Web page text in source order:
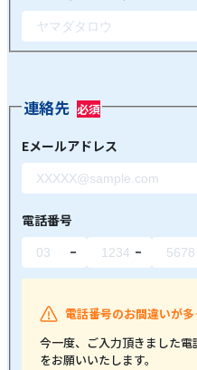
連絡先
Eメールアドレス
電話番号
電話番号のお間違いが多
今一度、ご入力頂きました
をお願いいたします。